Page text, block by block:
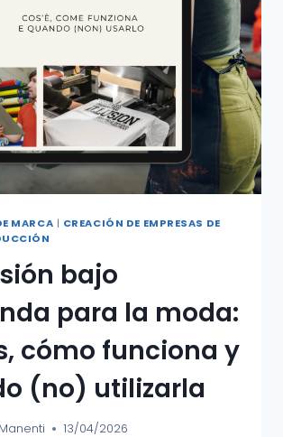
MARCA | CREACIÓN DE EMPRESAS DE
bajo
para la moda:
cómo funciona y
(no) utilizarla
13/04/2026